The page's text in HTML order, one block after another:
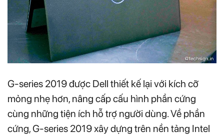
G-series 2019 được Dell thiết kế lại với kích cỡ
mỏng nhẹ hơn, nâng cấp cấu hình phần cứng
cùng những tiện ích hỗ trợ người dùng. Về phần
cứng, G-series 2019 xây dựng trên nền tảng Intel